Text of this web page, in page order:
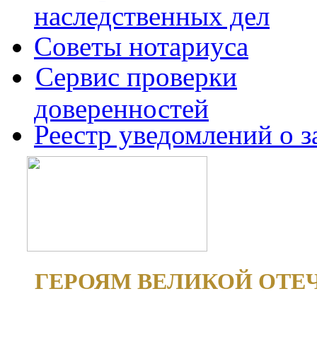
наследственных дел
Советы нотариуса
Сервис проверки
доверенностей
Реестр уведомлений о
ГЕРОЯМ ВЕЛИКОЙ